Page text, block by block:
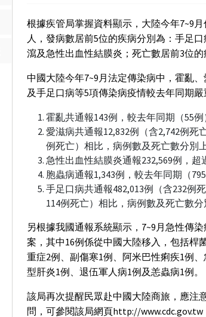
根據疾管局掌握資料顯示，大陸今年7~9
人，發病數居前5位的疾病分別為：手足
瀉及急性出血性結膜炎；死亡數居前3位
中國大陸今年7~9月法定傳染病中，霍亂
及手足口病等5項傳染病疫情較去年同期嚴
霍亂共通報143例，較去年同期（55例
愛滋病共通報12,832例（含2,742例死
例死亡）相比，病例數及死亡數分別
急性出血性結膜炎通報232,569例，超
胞蟲病通報1,343例，較去年同期（
手足口病共通報482,013例（含232例
114例死亡）相比，病例數及死亡數分
另根據我國通報系統顯示，7~9月急性傳
案，其中16例係從中國大陸移入，包括桿
重症2例、副傷寒1例、阿米巴性痢疾1例
型肝炎1例、退伍軍人病1例及恙蟲病1例。
該局再次提醒民眾赴中國大陸商旅，應注
問，可參閱該局網頁http://